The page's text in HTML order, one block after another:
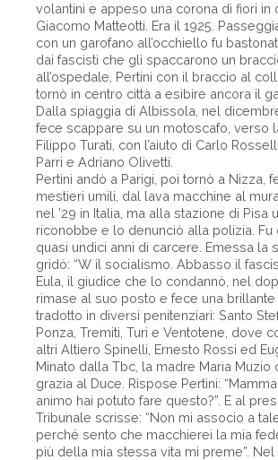
volantini e appeso una corona di fiori in
Giacomo Matteotti. Era il 1925.
con un garofano all’occhiello fu
dai fascisti che gli spaccarono un
all’ospedale, Pertini con il braccio al
tornò in centro città a esibire ancora il
Dalla spiaggia di Albissola, nel
fece scappare su un motoscafo, verso
Filippo Turati, con l’aiuto di Carlo
Parri e Adriano Olivetti.
Pertini andò a Parigi, poi tornò a Nizza,
mestieri umili, dal lava macchine al
nel ’29 in Italia, ma alla stazione di Pisa
riconobbe e lo denunciò alla polizia. Fu
quasi undici anni di carcere. Emessa la
gridò: “W il socialismo. Abbasso il
Eula, il giudice che lo condannò, nel
rimase al suo posto e fece una brillante
tradotto in diversi penitenziari: Santo
Ponza, Tremiti, Turi e Ventotene, dove
altri Altiero Spinelli, Ernesto Rossi ed
Minato dalla Tbc, la madre Maria Muzio
grazia al Duce. Rispose Pertini:
animo hai potuto fare questo?”. E al
Tribunale scrisse: “Non mi associo a
perché sento che macchierei la mia
più della mia stessa vita mi preme”.